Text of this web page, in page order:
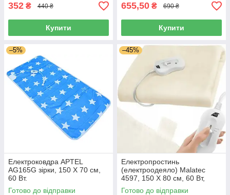
352 ₴ 440 ₴
Купити
655,50 ₴ 690 ₴
Купити
–5%
Електроковдра APTEL
AG165G зірки, 150 Х 70 см,
60 Вт.
Готово до відправки
–45%
Електропроcтинь
(електроодеяло) Malatec
4597, 150 Х 80 см, 60 Вт,
макс.темп. 60 °C, Польща
Готово до відправки